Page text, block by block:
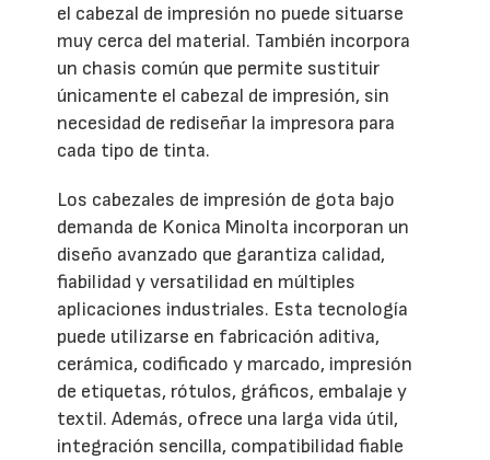
el cabezal de impresión no puede situarse
muy cerca del material. También incorpora
un chasis común que permite sustituir
únicamente el cabezal de impresión, sin
necesidad de rediseñar la impresora para
cada tipo de tinta.
Los cabezales de impresión de gota bajo
demanda de Konica Minolta incorporan un
diseño avanzado que garantiza calidad,
fiabilidad y versatilidad en múltiples
aplicaciones industriales. Esta tecnología
puede utilizarse en fabricación aditiva,
cerámica, codificado y marcado, impresión
de etiquetas, rótulos, gráficos, embalaje y
textil. Además, ofrece una larga vida útil,
integración sencilla, compatibilidad fiable